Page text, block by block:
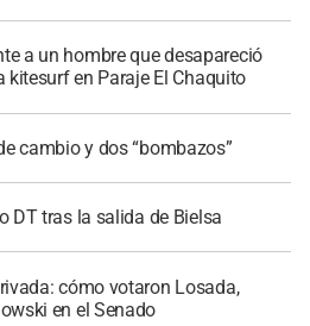
a un hombre que desapareció
kitesurf en Paraje El Chaquito
cambio y dos “bombazos”
DT tras la salida de Bielsa
cómo votaron Losada,
en el Senado